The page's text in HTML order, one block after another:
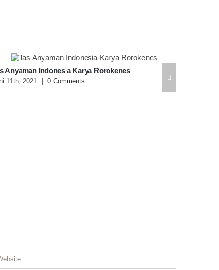
Anyaman Indonesia Karya Rorokenes
11th, 2021 0 Comments